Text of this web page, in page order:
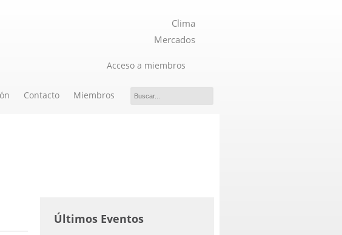
Clima
Mercados
Acceso a miembros
Contacto Miembros
Últimos Eventos